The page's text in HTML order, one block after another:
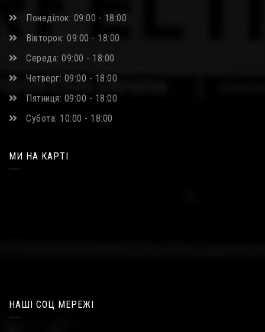
Понеділок: 09:00 - 18:00
Вівторок: 09:00 - 18:00
Середа: 09:00 - 18:00
Четверг: 09:00 - 18:00
Пятниця: 09:00 - 18:00
Субота: 10:00 - 18:00
МИ НА КАРТІ
НАШІ СОЦ МЕРЕЖІ